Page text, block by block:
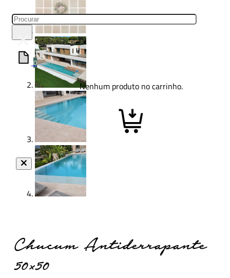
Pesquisar
×
0
Nenhum produto no carrinho.
Chucum Antiderrapante
50×50